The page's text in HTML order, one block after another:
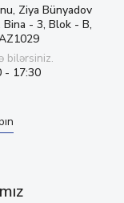
Ziya Bünyadov
Bina - 3, Blok - B,
bilərsiniz.
- 17:30